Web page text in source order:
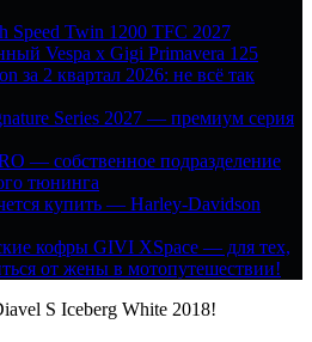
Speed Twin 1200 TFC 2027
Vespa x Gigi Primavera 125
за 2 квартал 2026: не всё так
Series 2027 — премиум серия
— собственное подразделение
тюнинга
купить — Harley-Davidson
кофры GIVI XSpace — для тех,
от жены в мотопутешествии!
S Iceberg White 2018!